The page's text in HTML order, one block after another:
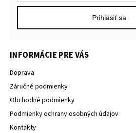
Prihlásiť sa
INFORMÁCIE PRE VÁS
Doprava
Záručné podmienky
Obchodné podmienky
Podmienky ochrany osobných údajov
Kontakty